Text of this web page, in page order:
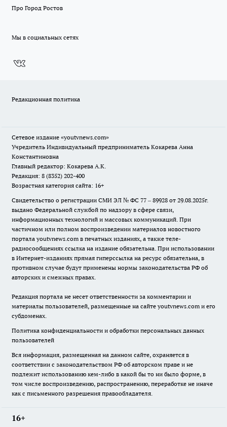
Про Город Ростов
Мы в социальных сетях
Редакционная политика
Сетевое издание «youtvnews.com»
Учредитель Индивидуальный предприниматель Кокарева Анна
Константиновна
Главный редактор: Кокарева А.К.
Редакция: 8 (8352) 202-400
Возрастная категория сайта: 16+
Свидетельство о регистрации СМИ ЭЛ № ФС 77 – 89928 от 29.08.2025г.
выдано Федеральной службой по надзору в сфере связи,
информационных технологий и массовых коммуникаций. При
частичном или полном воспроизведении материалов новостного
портала youtvnews.com в печатных изданиях, а также теле-
радиосообщениях ссылка на издание обязательна. При использовании
в Интернет-изданиях прямая гиперссылка на ресурс обязательна, в
противном случае будут применены нормы законодательства РФ об
авторских и смежных правах.
Редакция портала не несет ответственности за комментарии и
материалы пользователей, размещенные на сайте youtvnews.com и его
субдоменах.
Политика конфиденциальности и обработки персональных данных
пользователей
Вся информация, размещенная на данном сайте, охраняется в
соответствии с законодательством РФ об авторском праве и не
подлежит использованию кем-либо в какой бы то ни было форме, в
том числе воспроизведению, распространению, переработке не иначе
как с письменного разрешения правообладателя.
16+